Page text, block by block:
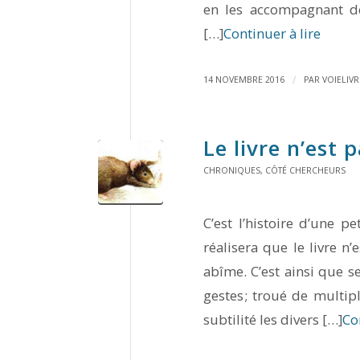
en les accompagnant
[…]Continuer à lire
14 NOVEMBRE 2016 / PAR
Le livre n’est
CHRONIQUES, CÔTÉ CHERCHEURS
C’est l’histoire d’une
réalisera que le livre
abîme. C’est ainsi que
gestes ; troué de
subtilité les divers […]